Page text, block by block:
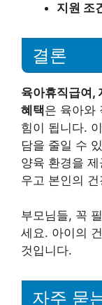
지원 조
결론
육아휴직급여,
혜택은 육아와
힘이 됩니다.
담을 줄일 수
양육 환경을
우고 본인의
부모님들, 꼭
세요. 아이의
것입니다.
자주 묻